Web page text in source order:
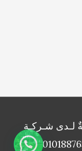
لـدى شـركـةِ